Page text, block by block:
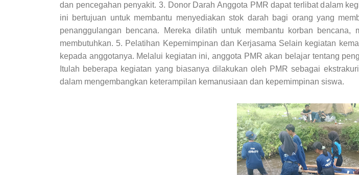
dan pencegahan penyakit. 3. Donor Darah Anggota PMR dapat terlibat dalam
ini bertujuan untuk membantu menyediakan stok darah bagi orang yang
penanggulangan bencana. Mereka dilatih untuk membantu korban
membutuhkan. 5. Pelatihan Kepemimpinan dan Kerjasama Selain kegiatan
kepada anggotanya. Melalui kegiatan ini, anggota PMR akan belajar tentang
Itulah beberapa kegiatan yang biasanya dilakukan oleh PMR sebagai
dalam mengembangkan keterampilan kemanusiaan dan kepemimpinan siswa.